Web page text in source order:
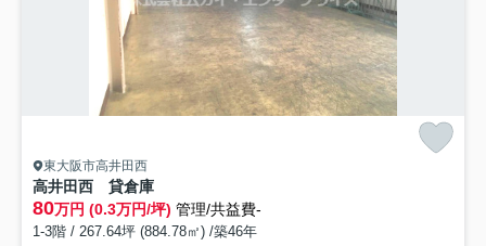
東大阪市高井田西
高井田西 貸倉庫
80万円 (0.3万円/坪) 管理/共益費-
1-3階 / 267.64坪 (884.78㎡) /築46年